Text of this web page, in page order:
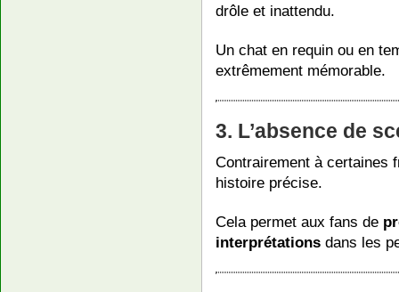
drôle et inattendu.
Un chat en requin ou en
extrêmement mémorable.
3. L’absence de
Contrairement à certaines
histoire précise.
Cela permet aux fans de
interprétations dans les